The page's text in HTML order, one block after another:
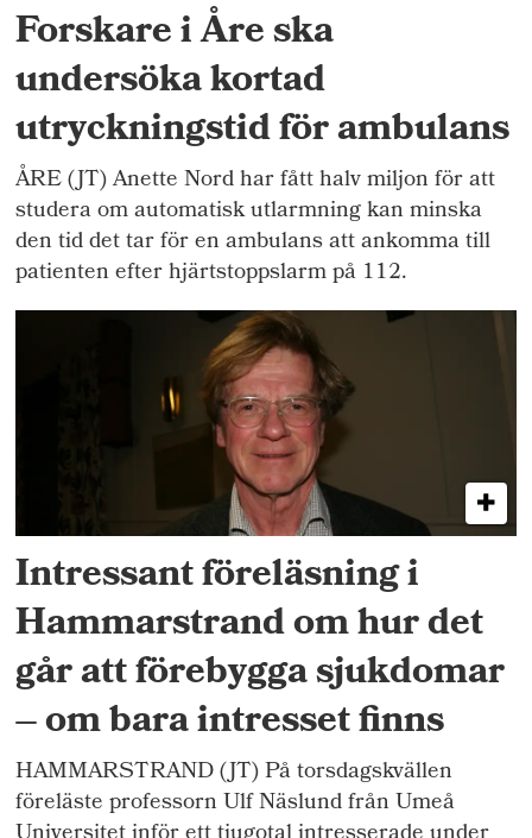
Forskare i Åre ska
undersöka kortad
utryckningstid för ambulans
ÅRE (JT) Anette Nord har fått halv miljon för att
studera om automatisk utlarmning kan minska
den tid det tar för en ambulans att ankomma till
patienten efter hjärtstoppslarm på 112.
Intressant föreläsning i
Hammarstrand om hur det
går att förebygga sjukdomar
– om bara intresset finns
HAMMARSTRAND (JT) På torsdagskvällen
föreläste professorn Ulf Näslund från Umeå